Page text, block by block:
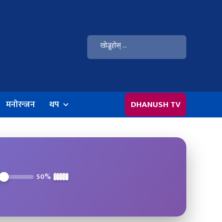
मनोरन्जन थप DHANUSH TV
50%